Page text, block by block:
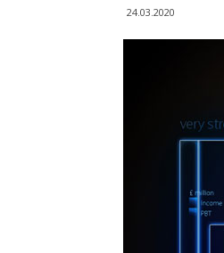
24.03.2020